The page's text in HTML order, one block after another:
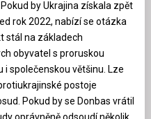
Pokud by Ukrajina získala zpět
rok 2022, nabízí se otázka
stál na základech
obyvatel s proruskou
společenskou většinu. Lze
postoje
Pokud by se Donbas vrátil
oprávněně odsoudí několik